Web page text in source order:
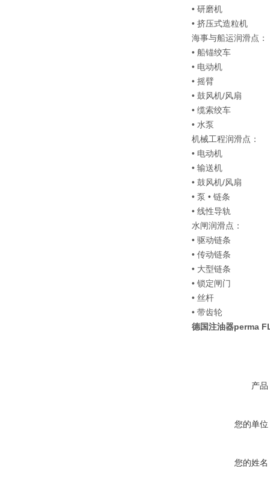
• 研磨机
• 挤压式造粒机
海事与船运润滑点：
• 船锚绞车
• 电动机
• 摇臂
• 鼓风机/风扇
• 缆索绞车
• 水泵
机械工程润滑点：
• 电动机
• 输送机
• 鼓风机/风扇
• 泵 • 链条
• 线性导轨
水闸润滑点：
• 驱动链条
• 传动链条
• 大型链条
• 锁定闸门
• 丝杆
• 带齿轮
德国注油器perma
产品
您的单位
您的姓名